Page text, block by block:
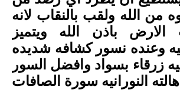
من الله ولقب بالنقاب لانه
باذن الله ويتميز
وعنده نسور كشافه شديده
زرقاء بسواد وافضل السور
النورانيه سورة الصافات